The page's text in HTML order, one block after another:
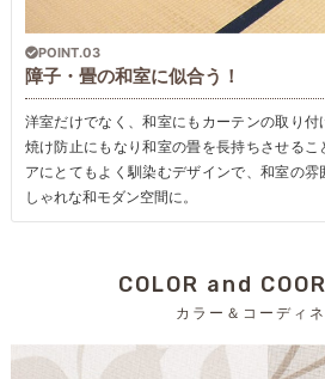
POINT.03
障子・畳の和室に似合う！
洋室だけでなく、和室にもカーテンの取り付
焼け防止にもなり和室の畳を長持ちさせるこ
アにとてもよく馴染むデザインで、和室の
しゃれな和モダン空間に。
COLOR and
カラー＆コーディネ